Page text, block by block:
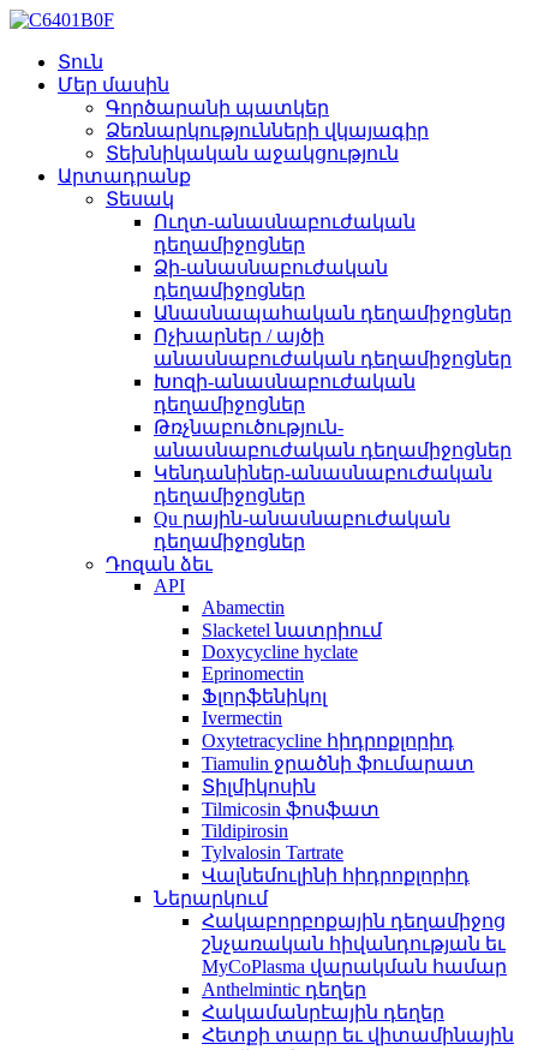
Տուն
Մեր մասին
Գործարանի պատկեր
Ձեռնարկությունների վկայագիր
Տեխնիկական աջակցություն
Արտադրանք
Տեսակ
Ուղտ-անասնաբուժական
դեղամիջոցներ
Ձի-անասնաբուժական
դեղամիջոցներ
Անասնապահական դեղամիջոցներ
Ոչխարներ / այծի
անասնաբուժական դեղամիջոցներ
Խոզի-անասնաբուժական
դեղամիջոցներ
Թռչնաբուծություն-
անասնաբուժական դեղամիջոցներ
Կենդանիներ-անասնաբուժական
դեղամիջոցներ
Qu րային-անասնաբուժական
դեղամիջոցներ
Դոզան ձեւ
API
Abamectin
Slacketel նատրիում
Doxycycline hyclate
Eprinomectin
Ֆլորֆենիկոլ
Ivermectin
Oxytetracycline հիդրոքլորիդ
Tiamulin ջրածնի ֆումարատ
Տիլմիկոսին
Tilmicosin ֆոսֆատ
Tildipirosin
Tylvalosin Tartrate
Վալնեմուլինի հիդրոքլորիդ
Ներարկում
Հակաբորբոքային դեղամիջոց
շնչառական հիվանդության եւ
MyCoPlasma վարակման համար
Anthelmintic դեղեր
Հակամանրէային դեղեր
Հետքի տարր եւ վիտամինային